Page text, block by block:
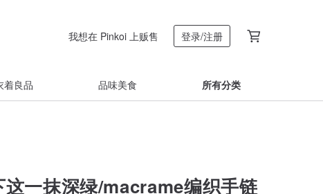
我想在 Pinkoi 上贩售 登录/注册
着良品 品味美食 所有分类
这一抹深绿/macrame编织手链